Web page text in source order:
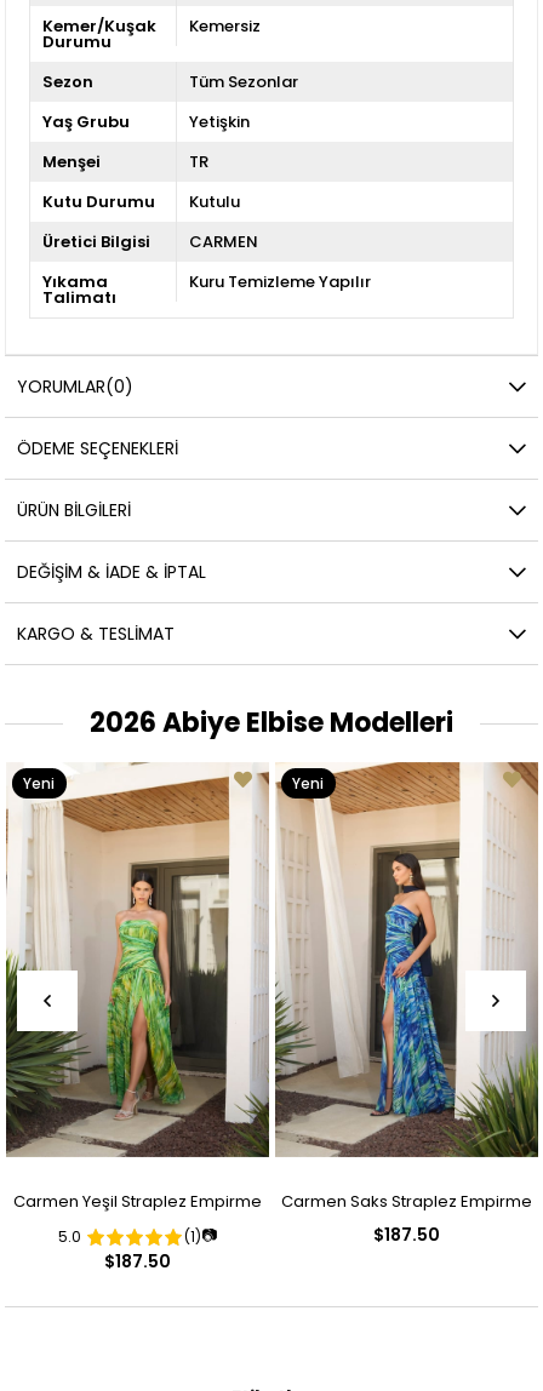
Kemer/Kuşak
Durumu
Kemersiz
Sezon
Tüm Sezonlar
Yaş Grubu
Yetişkin
Menşei
TR
Kutu Durumu
Kutulu
Üretici Bilgisi
CARMEN
Yıkama
Talimatı
Kuru Temizleme Yapılır
YORUMLAR(0)
ÖDEME SEÇENEKLERI
ÜRÜN BILGILERI
DEĞIŞIM & İADE & İPTAL
KARGO & TESLIMAT
2026 Abiye Elbise Modelleri
Carmen Yeşil Straplez Empirme
Desenli Abiye Elbise
5.0 (1)📷
$187.50
Yeni
Ürün
Carmen Saks Straplez Empirme
$187.50
Yeni
Ürün